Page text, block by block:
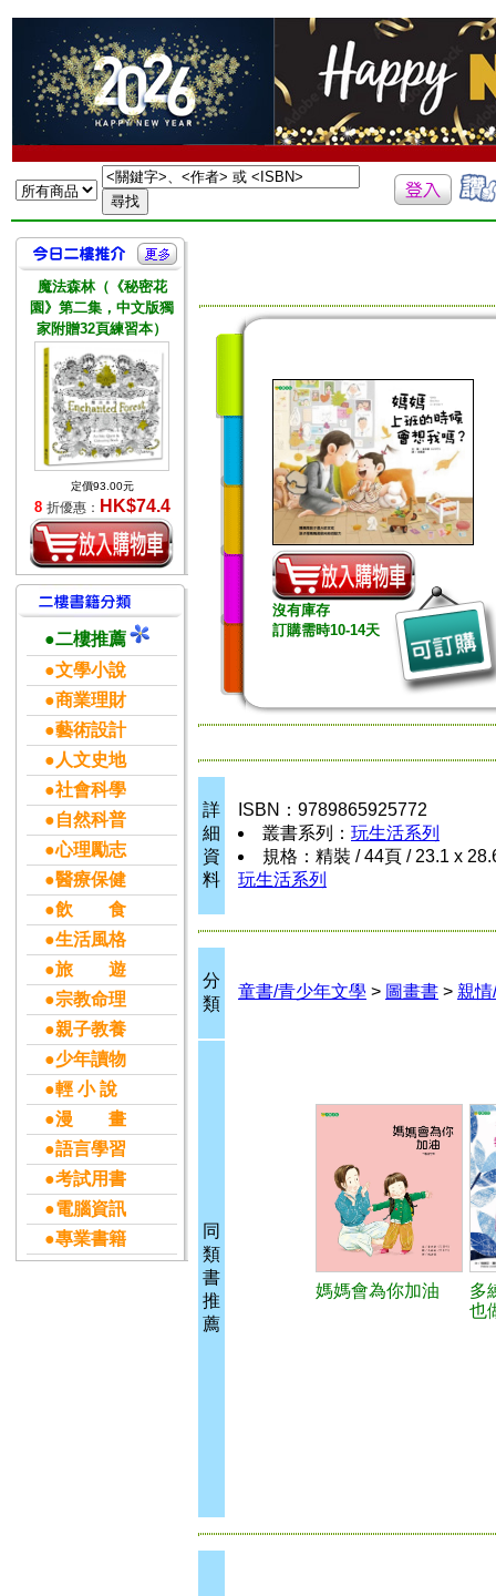
魔法森林（《秘密花
園》第二集，中文版獨
家附贈32頁練習本）
定價93.00元
8 折優惠： HK$74.4
●二樓推薦
●文學小說
●商業理財
●藝術設計
●人文史地
●社會科學
●自然科普
●心理勵志
●醫療保健
●飲 食
●生活風格
●旅 遊
●宗教命理
●親子教養
●少年讀物
●輕 小 說
●漫 畫
●語言學習
●考試用書
●電腦資訊
●專業書籍
沒有庫存
訂購需時10-14天
詳
細
資
料
ISBN：9789865925772
叢書系列： 玩生活系列
規格：精裝 / 44頁 / 23.1 x
玩生活系列
分
類
童書/青少年文學 > 圖畫書 > 親
同
類
書
推
薦
媽媽會為你加油
多
也